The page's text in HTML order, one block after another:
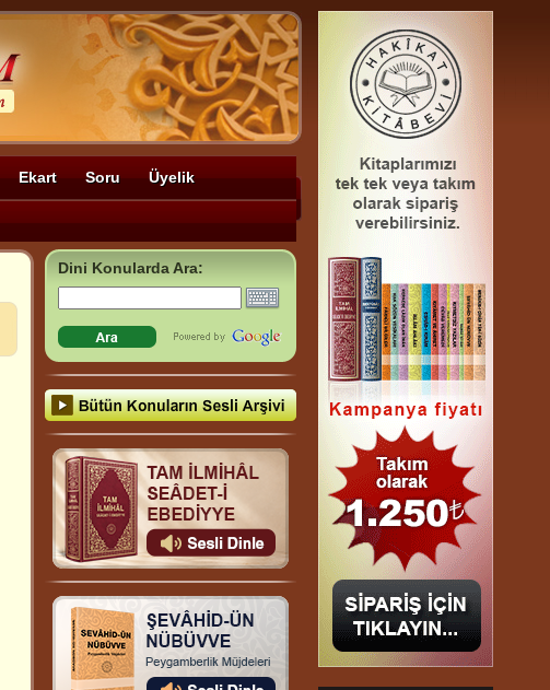
Ekart Soru Üyelik
Dini Konularda Ara: